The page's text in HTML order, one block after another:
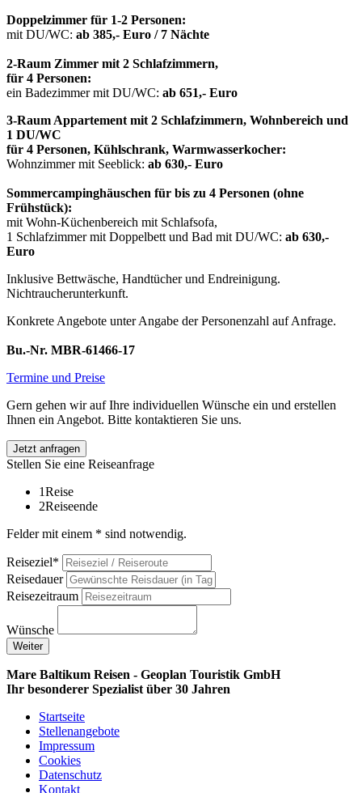
Doppelzimmer für 1-2 Personen:
mit DU/WC: ab 385,- Euro / 7 Nächte
2-Raum Zimmer mit 2 Schlafzimmern,
für 4 Personen:
ein Badezimmer mit DU/WC: ab 651,- Euro
3-Raum Appartement mit 2 Schlafzimmern, Wohnbereich und
1 DU/WC
für 4 Personen, Kühlschrank, Warmwasserkocher:
Wohnzimmer mit Seeblick: ab 630,- Euro
Sommercampinghäuschen für bis zu 4 Personen (ohne
Frühstück):
mit Wohn-Küchenbereich mit Schlafsofa,
1 Schlafzimmer mit Doppelbett und Bad mit DU/WC: ab 630,-
Euro
Inklusive Bettwäsche, Handtücher und Endreinigung.
Nichtraucherunterkunft.
Konkrete Angebote unter Angabe der Personenzahl auf Anfrage.
Bu.-Nr. MBR-61466-17
Termine und Preise
Gern gehen wir auf Ihre individuellen Wünsche ein und erstellen
Ihnen ein Angebot. Bitte kontaktieren Sie uns.
Jetzt anfragen
Stellen Sie eine Reiseanfrage
1Reise
2Reiseende
Felder mit einem * sind notwendig.
Reiseziel*
Reisedauer
Reisezeitraum
Wünsche
Weiter
Mare Baltikum Reisen - Geoplan Touristik GmbH
Ihr besonderer Spezialist über 30 Jahren
Startseite
Stellenangebote
Impressum
Cookies
Datenschutz
Kontakt